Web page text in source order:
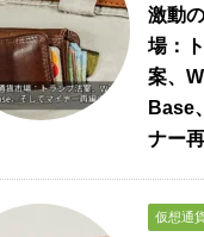
激動
場：
案、
Base
ナー
仮想通